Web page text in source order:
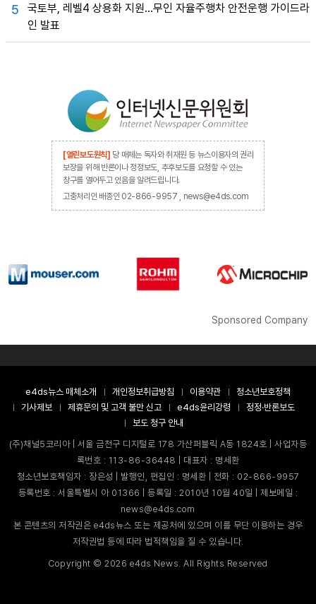
5
국토부, 레벨4 상용화 지원…무인 자율주행차 안전운행 가이드라
인 발표
[열린보도원칙] 당 매체는 독자와 취재원 등 뉴스이용자의 권리
보장을 위해 반론이나 정정보도, 추후보도를 요청할 수 있는
창구를 열어두고 있음을 알려드립니다.
고충처리인 배종인 02-866-9957 , news@e4ds.com
Sponsored Company
e4ds뉴스 매체소개 개인정보취급방침 이용약관
청소년보호정책
기사제보
제휴문의 및 고객 불만 신고 e4ds윤리강령
정정·반론보도
보도 청구 안내
(주)채널5코리아 | 서울 금천구 디지털로 178 가산퍼블릭 A동 1824호 | 사업자등
록번호 : 113-86-36448 | 대표자 : 명세환
청소년보호책임자 : 장은성 | 발행인, 편집인 : 명세환 | 전화 : 02-866-9957
등록번호 : 서울특별시 아 01366 | 등록일 : 2010년 10월 40일 | 제보메일 :
news@e4ds.com
본 콘텐츠의 저작권은 e4ds뉴스 또는 제공처에 있으며 이를 무단 이용하는 경우
저작권법 등에 따라 법적책임을 질 수 있습니다.
Copyright ©2026 e4ds News. All Rights Reserved